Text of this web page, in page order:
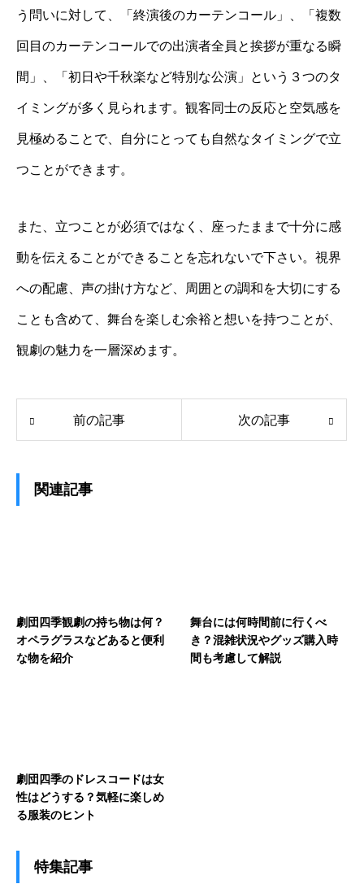
う問いに対して、「終演後のカーテンコール」、「複数
回目のカーテンコールでの出演者全員と挨拶が重なる瞬
間」、「初日や千秋楽など特別な公演」という３つのタ
イミングが多く見られます。観客同士の反応と空気感を
見極めることで、自分にとっても自然なタイミングで立
つことができます。
また、立つことが必須ではなく、座ったままで十分に感
動を伝えることができることを忘れないで下さい。視界
への配慮、声の掛け方など、周囲との調和を大切にする
ことも含めて、舞台を楽しむ余裕と想いを持つことが、
観劇の魅力を一層深めます。
前の記事 次の記事
関連記事
劇団四季観劇の持ち物は何？
オペラグラスなどあると便利
な物を紹介
舞台には何時間前に行くべ
き？混雑状況やグッズ購入時
間も考慮して解説
劇団四季のドレスコードは女
性はどうする？気軽に楽しめ
る服装のヒント
特集記事